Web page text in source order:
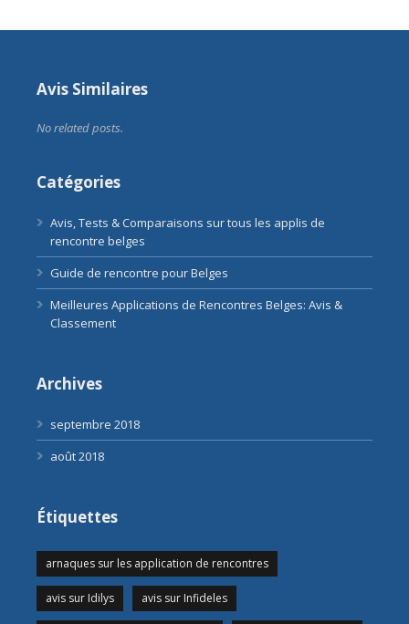
Avis Similaires
No related posts.
Catégories
Avis, Tests & Comparaisons sur tous les applis de
rencontre belges
Guide de rencontre pour Belges
Meilleures Applications de Rencontres Belges: Avis &
Classement
Archives
septembre 2018
août 2018
Étiquettes
arnaques sur les application de rencontres
avis sur Idilys avis sur Infideles